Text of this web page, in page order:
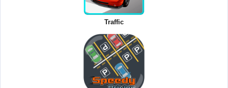
Traffic